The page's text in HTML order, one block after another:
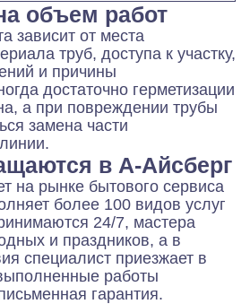
объем работ
зависит от места
труб, доступа к участку,
и причины
достаточно герметизации
а при повреждении трубы
замена части
в А-Айсберг
на рынке бытового сервиса
более 100 видов услуг
24/7, мастера
и праздников, а в
специалист приезжает в
работы
гарантия.